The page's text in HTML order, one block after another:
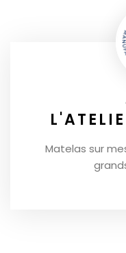
Matelas sur